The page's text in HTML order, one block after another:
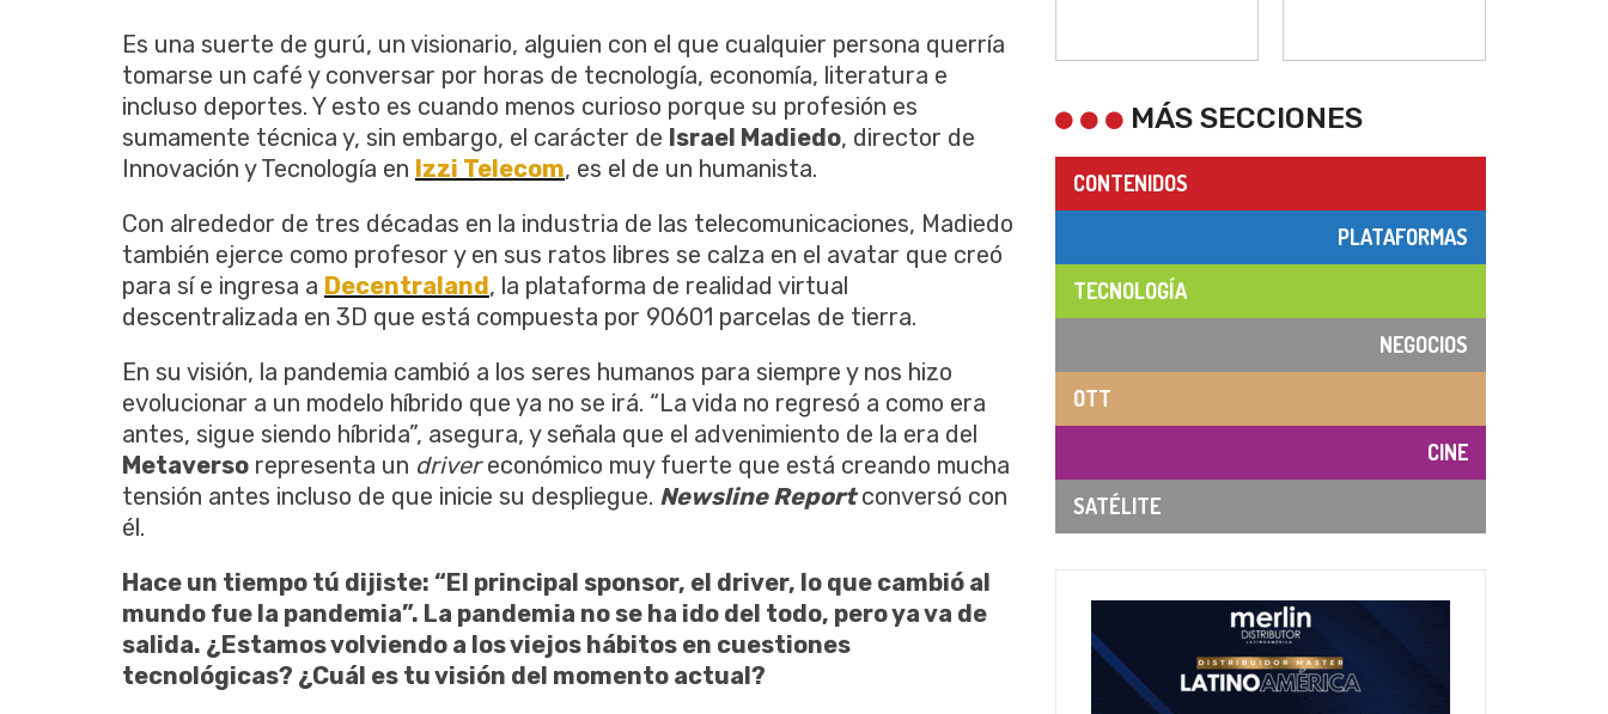
Es una suerte de gurú, un visionario, alguien con el que cualquier persona querría
tomarse un café y conversar por horas de tecnología, economía, literatura e
incluso deportes. Y esto es cuando menos curioso porque su profesión es
sumamente técnica y, sin embargo, el carácter de Israel Madiedo, director de
Innovación y Tecnología en Izzi Telecom, es el de un humanista.
Con alrededor de tres décadas en la industria de las telecomunicaciones, Madiedo
también ejerce como profesor y en sus ratos libres se calza en el avatar que creó
para sí e ingresa a Decentraland, la plataforma de realidad virtual
descentralizada en 3D que está compuesta por 90601 parcelas de tierra.
En su visión, la pandemia cambió a los seres humanos para siempre y nos hizo
evolucionar a un modelo híbrido que ya no se irá. “La vida no regresó a como era
antes, sigue siendo híbrida”, asegura, y señala que el advenimiento de la era del
Metaverso representa un drivereconómico muy fuerte que está creando mucha
tensión antes incluso de que inicie su despliegue. Newsline Reportconversó con
él.
Hace un tiempo tú dijiste: “El principal sponsor, el driver, lo que cambió al
mundo fue la pandemia”. La pandemia no se ha ido del todo, pero ya va de
salida. ¿Estamos volviendo a los viejos hábitos en cuestiones
tecnológicas? ¿Cuál es tu visión del momento actual?
MÁS SECCIONES
CONTENIDOS
PLATAFORMAS
TECNOLOGÍA
NEGOCIOS
OTT
CINE
SATÉLITE